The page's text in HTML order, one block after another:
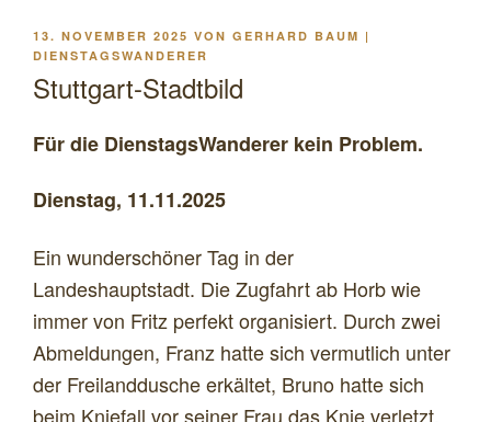
VERÖFFENTLICHT
AM
13. NOVEMBER 2025 VON GERHARD BAUM |
DIENSTAGSWANDERER
Stuttgart-Stadtbild
Für die DienstagsWanderer kein Problem.
Dienstag, 11.11.2025
Ein wunderschöner Tag in der
Landeshauptstadt. Die Zugfahrt ab Horb wie
immer von Fritz perfekt organisiert. Durch zwei
Abmeldungen, Franz hatte sich vermutlich unter
der Freilanddusche erkältet, Bruno hatte sich
beim Kniefall vor seiner Frau das Knie verletzt,